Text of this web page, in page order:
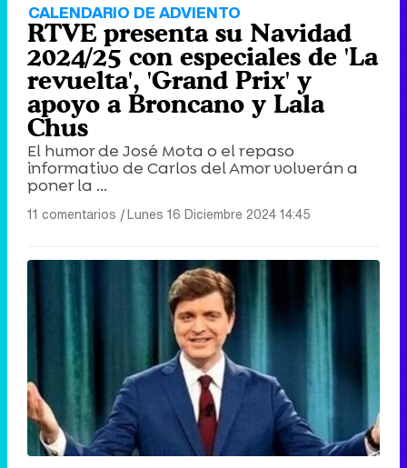
CALENDARIO DE ADVIENTO
RTVE presenta su Navidad
2024/25 con especiales de 'La
revuelta', 'Grand Prix' y
apoyo a Broncano y Lala
Chus
El humor de José Mota o el repaso
informativo de Carlos del Amor volverán a
poner la ...
11 comentarios |Lunes 16 Diciembre 2024 14:45